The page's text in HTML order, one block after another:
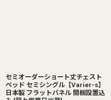
セミオーダーショート丈チェスト
ベッド セミシングル【Varier-s】
日本製 フラットパネル 開梱設置込